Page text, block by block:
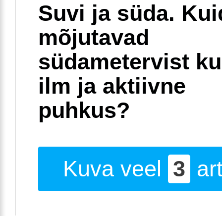
Suvi ja süda.
mõjutavad
südametervist
ilm ja aktiivne
puhkus?
Kuva veel 3